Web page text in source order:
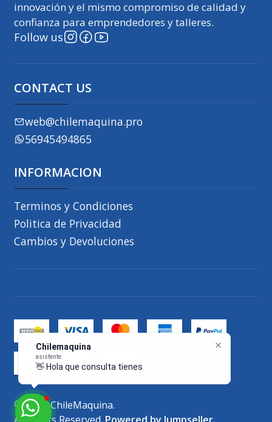
Chilemaquina
asistente
👋 Hola que consulta tienes, te
innovación y el mismo compromiso de calidad y
confianza para emprendedores y talleres.
Follow us
CONTACT US
web@chilemaquina.pro
56945494865
INFORMACION
Terminos y Condiciones
Politica de Privacidad
Cambios y Devoluciones
2026 ChileMaquina.